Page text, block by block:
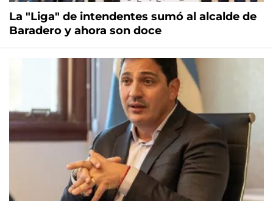
La "Liga" de intendentes sumó al alcalde de
Baradero y ahora son doce